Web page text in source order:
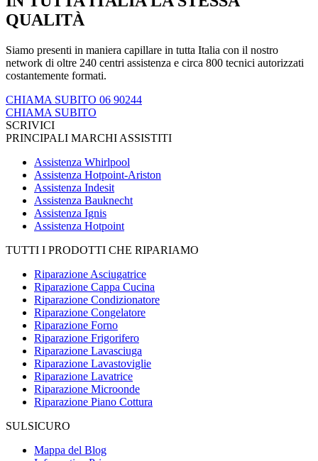
QUALITÀ
Siamo presenti in maniera capillare in tutta Italia con il nostro
network di oltre 240 centri assistenza e circa 800 tecnici autorizzati
costantemente formati.
CHIAMA SUBITO 06 90244
CHIAMA SUBITO
SCRIVICI
PRINCIPALI MARCHI ASSISTITI
Assistenza Whirlpool
Assistenza Hotpoint-Ariston
Assistenza Indesit
Assistenza Bauknecht
Assistenza Ignis
Assistenza Hotpoint
TUTTI I PRODOTTI CHE RIPARIAMO
Riparazione Asciugatrice
Riparazione Cappa Cucina
Riparazione Condizionatore
Riparazione Congelatore
Riparazione Forno
Riparazione Frigorifero
Riparazione Lavasciuga
Riparazione Lavastoviglie
Riparazione Lavatrice
Riparazione Microonde
Riparazione Piano Cottura
SULSICURO
Mappa del Blog